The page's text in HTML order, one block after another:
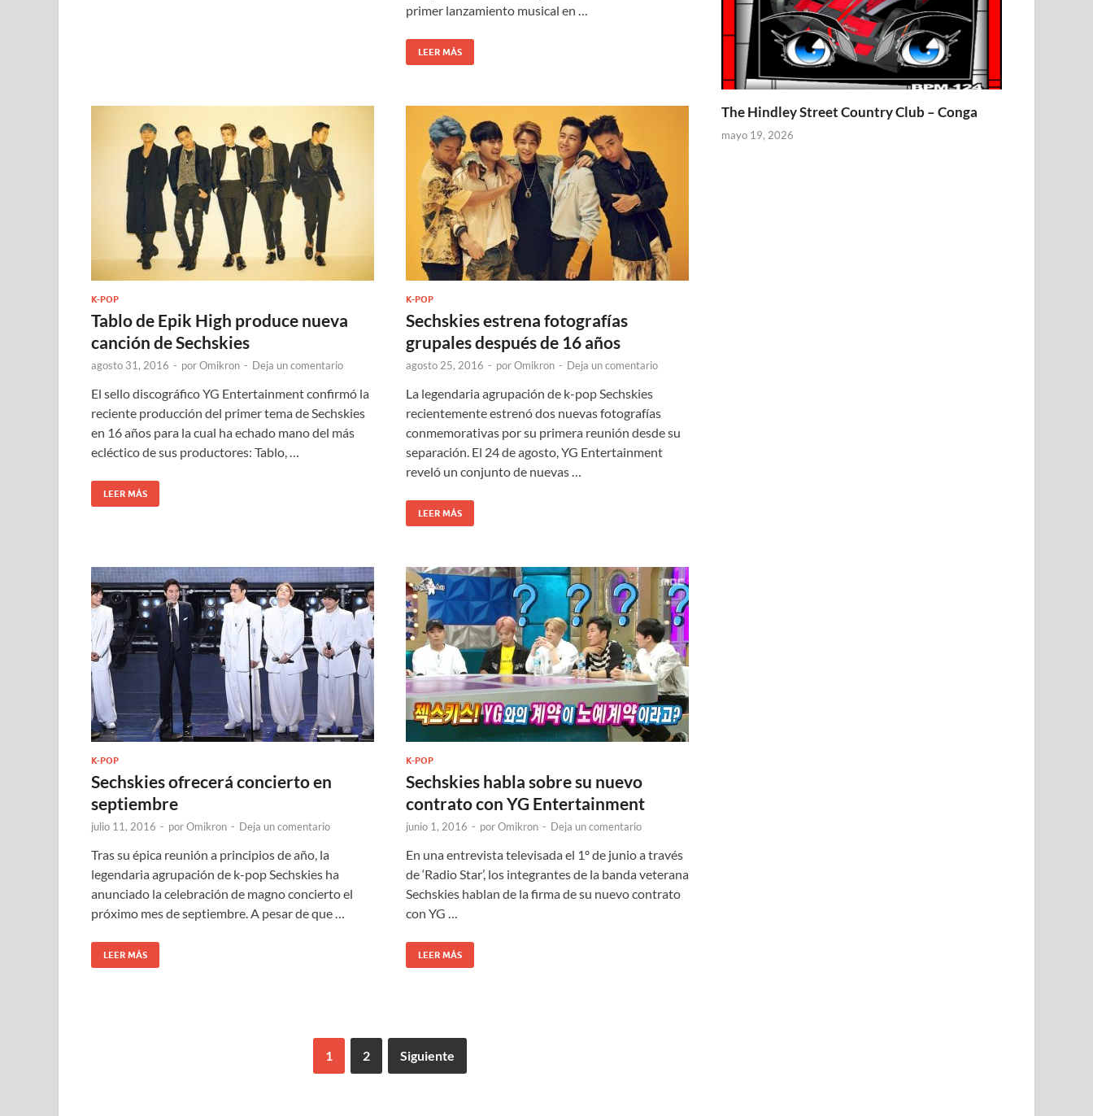
primer lanzamiento musical en …
LEER MÁS
K-POP
Tablo de Epik High produce nueva
canción de Sechskies
agosto 31, 2016 - porOmikron - Deja un comentario
El sello discográfico YG Entertainment confirmó la
reciente producción del primer tema de Sechskies
en 16 años para la cual ha echado mano del más
ecléctico de sus productores: Tablo, …
LEER MÁS
K-POP
Sechskies estrena fotografías
grupales después de 16 años
agosto 25, 2016 - porOmikron - Deja un comentario
La legendaria agrupación de k-pop Sechskies
recientemente estrenó dos nuevas fotografías
conmemorativas por su primera reunión desde su
separación. El 24 de agosto, YG Entertainment
reveló un conjunto de nuevas …
LEER MÁS
K-POP
Sechskies ofrecerá concierto en
septiembre
julio 11, 2016 - porOmikron - Deja un comentario
Tras su épica reunión a principios de año, la
legendaria agrupación de k-pop Sechskies ha
anunciado la celebración de magno concierto el
próximo mes de septiembre. A pesar de que …
LEER MÁS
K-POP
Sechskies habla sobre su nuevo
contrato con YG Entertainment
junio 1, 2016 - porOmikron - Deja un comentario
En una entrevista televisada el 1º de junio a través
de ‘Radio Star’, los integrantes de la banda veterana
Sechskies hablan de la firma de su nuevo contrato
con YG …
LEER MÁS
1 2 Siguiente
The Hindley Street Country Club – Conga
mayo 19, 2026